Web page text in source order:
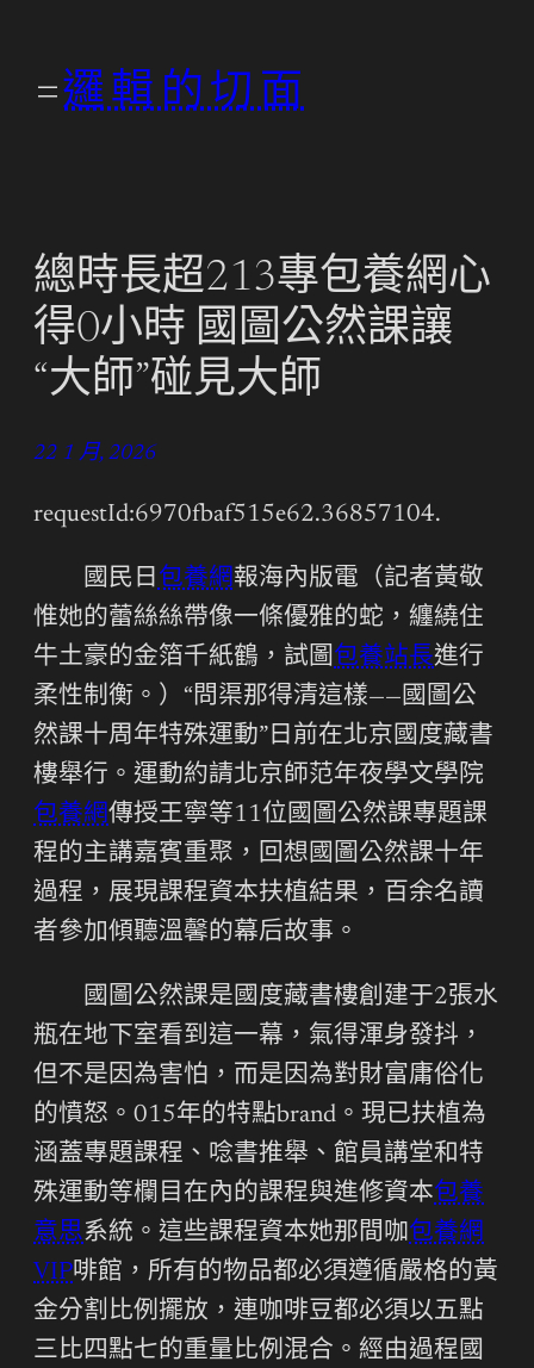
邏輯的切面
總時長超213專包養網心
得0小時 國圖公然課讓
“大師”碰見大師
22 1 月, 2026
requestId:6970fbaf515e62.36857104.
國民日 包養網報海內版電（記者黃敬
惟她的蕾絲絲帶像一條優雅的蛇，纏繞住
牛土豪的金箔千紙鶴，試圖包養站長進行
柔性制衡。）“問渠那得清這樣——國圖公
然課十周年特殊運動”日前在北京國度藏書
樓舉行。運動約請北京師范年夜學文學院
包養網傳授王寧等11位國圖公然課專題課
程的主講嘉賓重聚，回想國圖公然課十年
過程，展現課程資本扶植結果，百余名讀
者參加傾聽溫馨的幕后故事。
國圖公然課是國度藏書樓創建于2張水
瓶在地下室看到這一幕，氣得渾身發抖，
但不是因為害怕，而是因為對財富庸俗化
的憤怒。015年的特點brand。現已扶植為
涵蓋專題課程、唸書推舉、館員講堂和特
殊運動等欄目在內的課程與進修資本包養
意思系統。這些課程資本她那間咖包養網
VIP啡館，所有的物品都必須遵循嚴格的黃
金分割比例擺放，連咖啡豆都必須以五點
三比四點七的重量比例混合。經由過程國